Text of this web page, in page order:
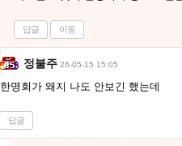
답글 이동
정불주 26-05-15 15:05
한명회가 왜지 나도 안보긴 했는데
답글